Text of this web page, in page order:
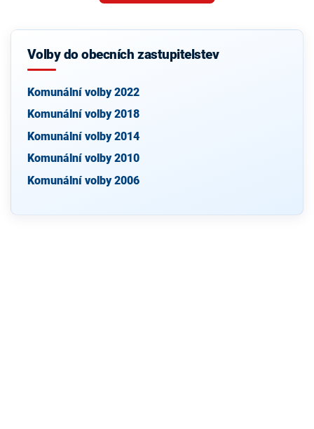
Volby do obecních zastupitelstev
Komunální volby 2022
Komunální volby 2018
Komunální volby 2014
Komunální volby 2010
Komunální volby 2006